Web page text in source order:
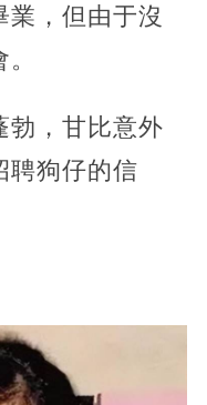
業，但由于沒
勃，甘比意外
聘狗仔的信